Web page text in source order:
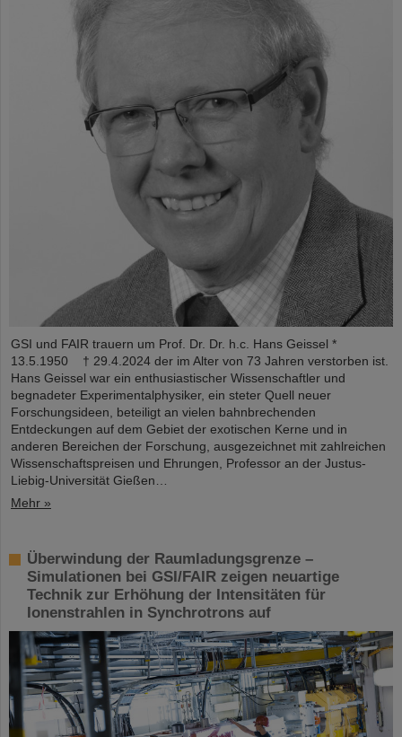
GSI und FAIR trauern um Prof. Dr. Dr. h.c. Hans Geissel *
13.5.1950 † 29.4.2024 der im Alter von 73 Jahren verstorben ist.
Hans Geissel war ein enthusiastischer Wissenschaftler und
begnadeter Experimentalphysiker, ein steter Quell neuer
Forschungsideen, beteiligt an vielen bahnbrechenden
Entdeckungen auf dem Gebiet der exotischen Kerne und in
anderen Bereichen der Forschung, ausgezeichnet mit zahlreichen
Wissenschaftspreisen und Ehrungen, Professor an der Justus-
Liebig-Universität Gießen…
Mehr »
Überwindung der Raumladungsgrenze –
Simulationen bei GSI/FAIR zeigen neuartige
Technik zur Erhöhung der Intensitäten für
Ionenstrahlen in Synchrotrons auf